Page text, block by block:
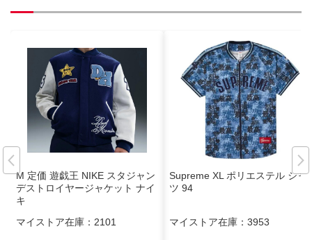
M 定価 遊戯王 NIKE スタジャン
デストロイヤージャケット ナイ
キ
マイストア在庫： 2101
Supreme XL ポリエステル シャ
ツ 94
マイストア在庫： 3953